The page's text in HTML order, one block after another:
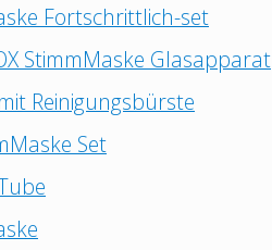
Fortschrittlich-set
StimmMaske Glasapparat
Reinigungsbürste
Set